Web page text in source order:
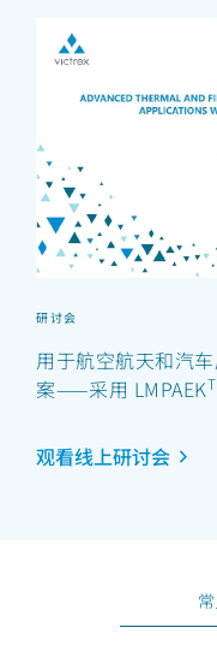
研讨会
用于航空航天和汽
案——采用 LMPAEK
观看线上研讨会